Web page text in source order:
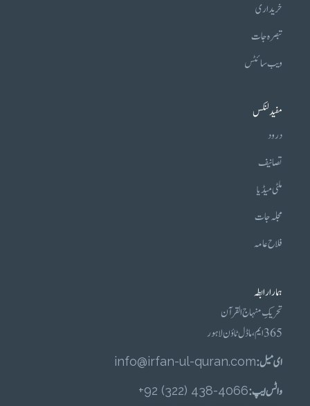
خریداری
تبصرہ جات
ویب سائٹس
مفید لنکس
درود
تصانیف
ملٹی میڈیا
مجلہ جات
فلاح عامہ
ہمارا رابطہ
تحریکِ منہاج القرآن
365 ایم، ماڈل ٹاؤن لاہور
ای میل :info@irfan-ul-quran.com
واٹس ایپ :4066-438 (322) 92+